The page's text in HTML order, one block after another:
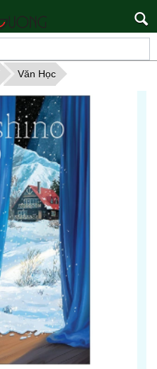
Văn Học